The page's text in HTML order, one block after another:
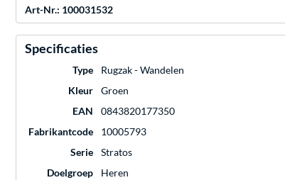
Art-Nr.: 100031532
Specificaties
Type
Rugzak - Wandelen
Kleur
Groen
EAN
0843820177350
Fabrikantcode
10005793
Serie
Stratos
Doelgroep
Heren